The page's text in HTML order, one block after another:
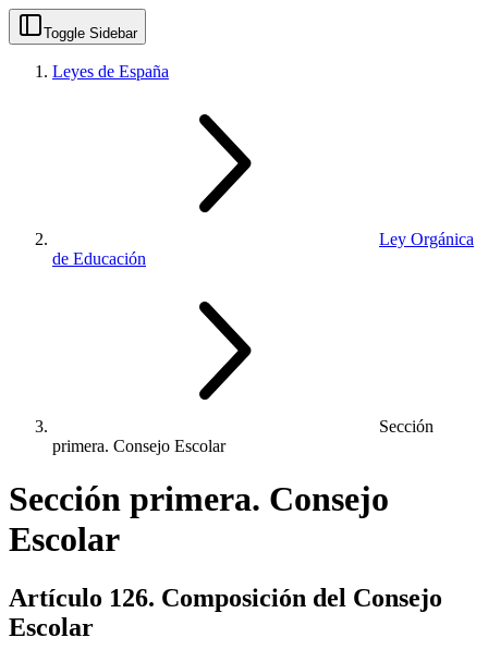
Toggle Sidebar
Leyes de España
Ley Orgánica
de Educación
Sección
primera. Consejo Escolar
Sección primera. Consejo
Escolar
Artículo 126. Composición del Consejo
Escolar